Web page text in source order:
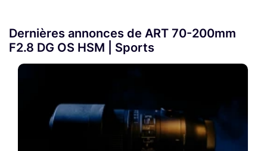
Dernières annonces de ART 70-200mm
F2.8 DG OS HSM | Sports